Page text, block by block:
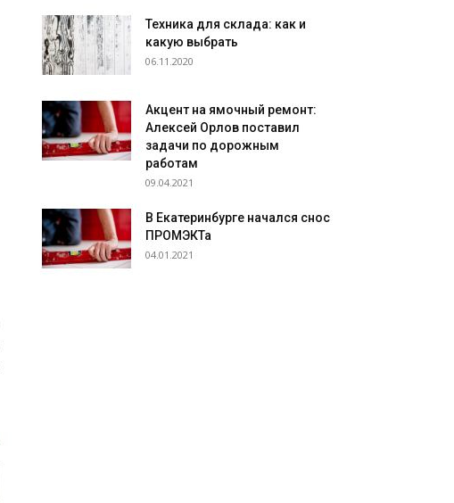
Техника для склада: как и
какую выбрать
06.11.2020
Акцент на ямочный ремонт:
Алексей Орлов поставил
задачи по дорожным
работам
09.04.2021
В Екатеринбурге начался снос
ПРОМЭКТа
04.01.2021